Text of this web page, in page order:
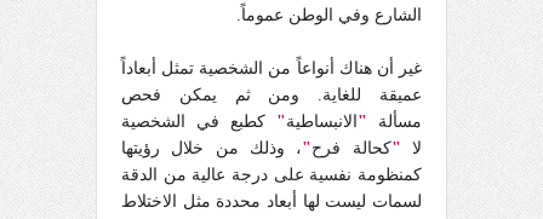
الشارع وفي الوطن عموماً.
غير أن هناك أنواعاً من الشخصية تمثل أبعاداً
عميقة للغاية. ومن ثم يمكن فحص
مسألة " الانبساطية" كطبع في الشخصية
لا "كحالة فرح"، وذلك من خلال رؤيتها
كمنظومة نفسية على درجة عالية من الدقة
لسمات ليست لها أبعاد محددة مثل الاختلاط